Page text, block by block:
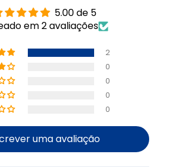
5.00 de 5
em 2 avaliações
2
0
0
0
0
uma avaliação